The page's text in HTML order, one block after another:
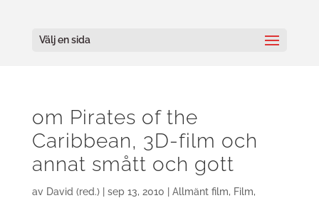
Välj en sida
om Pirates of the
Caribbean, 3D-film och
annat smått och gott
av David (red.)| sep 13, 2010 Allmänt film, Film,